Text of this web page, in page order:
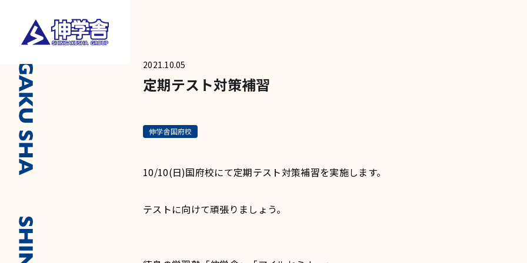
2021.10.05
定期テスト対策補習
伸学舎国府校
10/10(日)国府校にて定期テスト対策補習を実施します。
テストに向けて頑張りましょう。